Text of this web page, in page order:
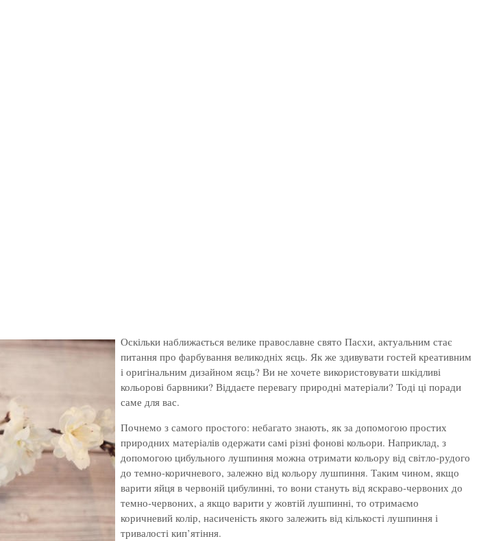
Оскільки наближається велике православне свято Пасхи, актуальним стає
питання про фарбування великодніх яєць. Як же здивувати гостей креативним
і оригінальним дизайном яєць? Ви не хочете використовувати шкідливі
кольорові барвники? Віддаєте перевагу природні матеріали? Тоді ці поради
саме для вас.
Почнемо з самого простого: небагато знають, як за допомогою простих
природних матеріалів одержати самі різні фонові кольори. Наприклад, з
допомогою цибульного лушпиння можна отримати кольору від світло-рудого
до темно-коричневого, залежно від кольору лушпиння. Таким чином, якщо
варити яйця в червоній цибулинні, то вони стануть від яскраво-червоних до
темно-червоних, а якщо варити у жовтій лушпинні, то отримаємо
коричневий колір, насиченість якого залежить від кількості лушпиння і
тривалості кип’ятіння.